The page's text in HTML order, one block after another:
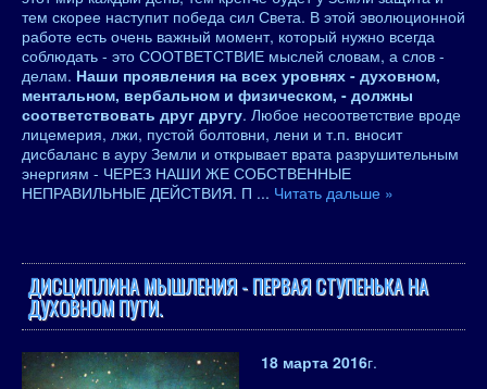
тем скорее наступит победа сил Света. В этой эволюционной
работе есть очень важный момент, который нужно всегда
соблюдать - это СООТВЕТСТВИЕ мыслей словам, а слов -
делам. Наши проявления на всех уровнях - духовном,
ментальном, вербальном и физическом, - должны
соответствовать друг другу. Любое несоответствие вроде
лицемерия, лжи, пустой болтовни, лени и т.п. вносит
дисбаланс в ауру Земли и открывает врата разрушительным
энергиям - ЧЕРЕЗ НАШИ ЖЕ СОБСТВЕННЫЕ
НЕПРАВИЛЬНЫЕ ДЕЙСТВИЯ. П ... Читать дальше »
ДИСЦИПЛИНА МЫШЛЕНИЯ - ПЕРВАЯ СТУПЕНЬКА НА
ДУХОВНОМ ПУТИ.
18 марта 2016г.